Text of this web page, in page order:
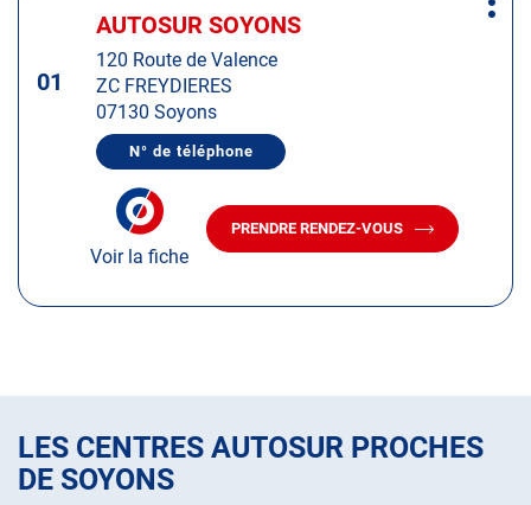
ENTRÉE
informations
01
Centre
:
AUTOSUR SOYONS
120 Route de Valence
ZC FREYDIERES
07130 Soyons
N° de téléphone
AFFICHER
TÉLÉPHONE
Voir la fiche
PRENDRE RENDEZ-VOUS
AVEC
LE
Plus
LES CENTRES AUTOSUR PROCHES
DE SOYONS